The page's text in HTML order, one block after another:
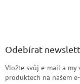
Odebírat
Vložte svůj e-mail a my
produktech na našem